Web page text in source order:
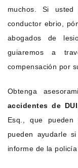
muchos. Si
conductor ebrio,
abogados de
guiaremos a
compensación por
Obtenga
accidentes de DUI
Esq., que
pueden ayudarle
informe de la